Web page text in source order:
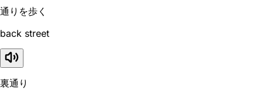
通りを歩く
back street
裏通り